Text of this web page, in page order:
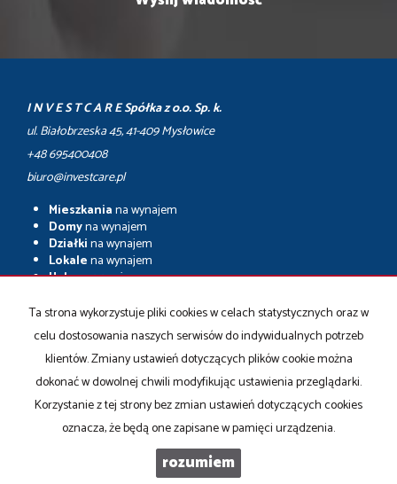
I N V E S T C A R E Spółka z o.o. Sp. k.
ul. Białobrzeska 45, 41-409 Mysłowice
+48 695400408
biuro@investcare.pl
Mieszkaniana wynajem
Domyna wynajem
Działkina wynajem
Lokalena wynajem
Halena wynajem
Mieszkania
na sprzedaż
Domyna sprzedaż
Działkina sprzedaż
Lokalena sprzedaż
Halena sprzedaż
Obiektyna sprzedaż
Program dla biur nieruchomości
Ta strona wykorzystuje pliki cookies w celach statystycznych oraz w
celu dostosowania naszych serwisów do indywidualnych potrzeb
klientów. Zmiany ustawień dotyczących plików cookie można
dokonać w dowolnej chwili modyfikując ustawienia przeglądarki.
Korzystanie z tej strony bez zmian ustawień dotyczących cookies
oznacza, że będą one zapisane w pamięci urządzenia.
rozumiem